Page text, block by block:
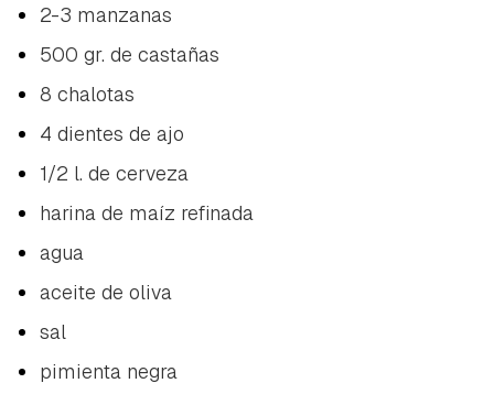
2-3 manzanas
500 gr. de castañas
8 chalotas
4 dientes de ajo
1/2 l. de cerveza
harina de maíz refinada
agua
aceite de oliva
sal
pimienta negra